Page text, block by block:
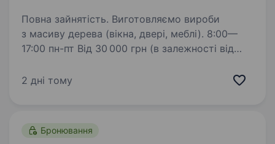
Повна зайнятість. Виготовляємо вироби
з масиву дерева (вікна, двері, меблі). 8:00—
17:00 пн-пт Від 30 000 грн (в залежності від
Класний колектив і цікаві проєкти. Дзвоніть
2 дні тому
Бронювання